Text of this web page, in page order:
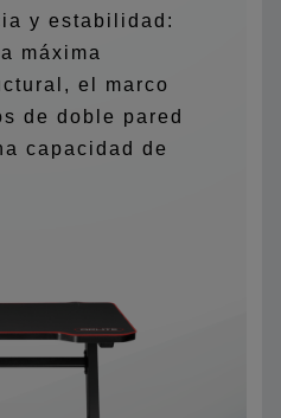
y estabilidad:
máxima
el marco
de doble pared
capacidad de